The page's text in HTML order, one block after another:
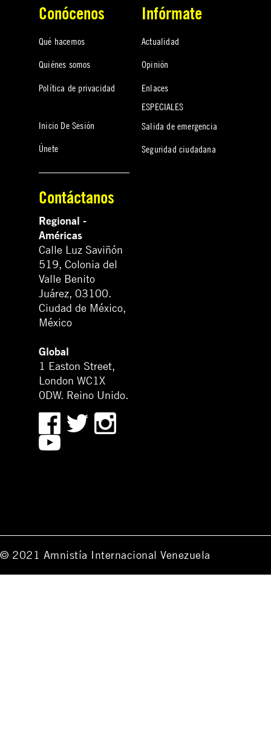
Conócenos
Qué hacemos
Quiénes somos
Política de privacidad
Inicio De Sesión
Únete
Infórmate
Actualidad
Opinión
Enlaces
ESPECIALES
Salida de emergencia
Seguridad ciudadana
Contáctanos
Regional -
Américas
Calle Luz Saviñón
519, Colonia del
Valle Benito
Juárez, 03100.
Ciudad de México,
México
Global
1 Easton Street,
London WC1X
0DW. Reino Unido.
© 2021 Amnistía Internacional Venezuela